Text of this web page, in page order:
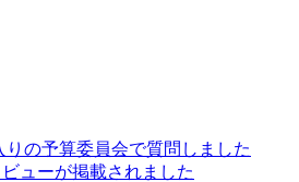
の予算委員会で質問しました
ューが掲載されました